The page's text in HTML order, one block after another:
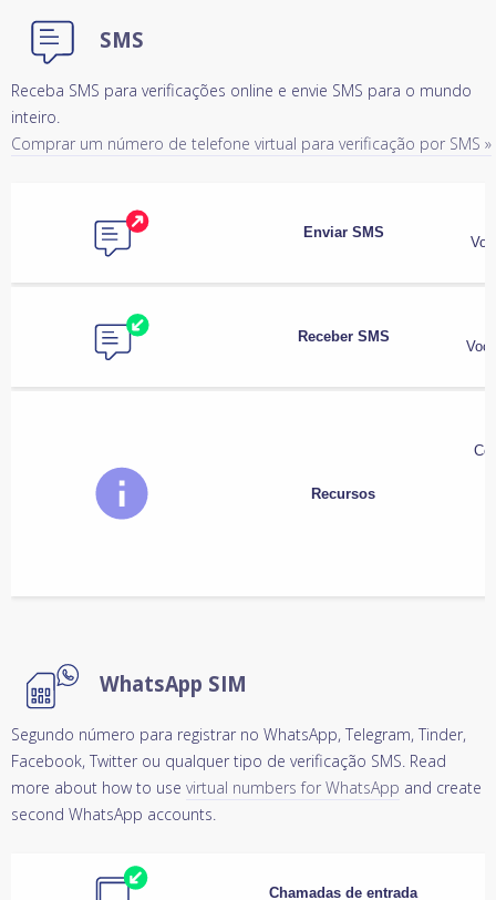
SMS
Receba SMS para verificações online e envie SMS para o mundo
inteiro.
Comprar um número de telefone virtual para verificação por SMS »
Enviar SMS
Receber SMS
Recursos
WhatsApp SIM
Segundo número para registrar no WhatsApp, Telegram, Tinder,
Facebook, Twitter ou qualquer tipo de verificação SMS. Read
more about how to use virtual numbers for WhatsApp and create
second WhatsApp accounts.
Chamadas de entrada